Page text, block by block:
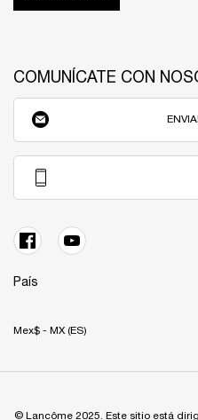
COMUNÍCATE CON
País
Mex$ - MX (ES)
© Lancôme 2025. Este sitio está